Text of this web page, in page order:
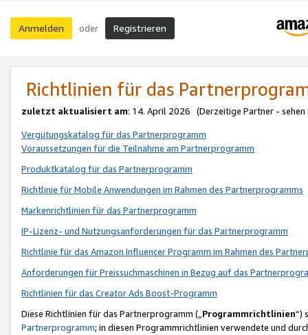
Anmelden oder Registrieren
Richtlinien für das
zuletzt aktualisiert am: 14. April 2026 (Derzeitige Partner - sehen
Vergütungskatalog für das Partnerprogramm
Voraussetzungen für die Teilnahme am Partnerprogramm
Produktkatalog für das Partnerprogramm
Richtlinie für Mobile Anwendungen im Rahmen des Partnerprogramms
Markenrichtlinien für das Partnerprogramm
IP-Lizenz- und Nutzungsanforderungen für das Partnerprogramm
Richtlinie für das Amazon Influencer Programm im Rahmen des
Anforderungen für Preissuchmaschinen in Bezug auf das
Richtlinien für das Creator Ads Boost-Programm
Diese Richtlinien für das Partnerprogramm („Programmrichtlinien“)
Partnerprogramm; in diesen Programmrichtlinien verwendete und